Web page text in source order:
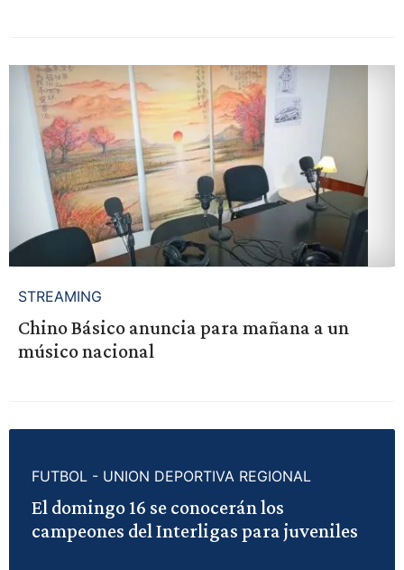
STREAMING
Chino Básico anuncia para mañana a un
músico nacional
FUTBOL - UNION DEPORTIVA REGIONAL
El domingo 16 se conocerán los
campeones del Interligas para juveniles